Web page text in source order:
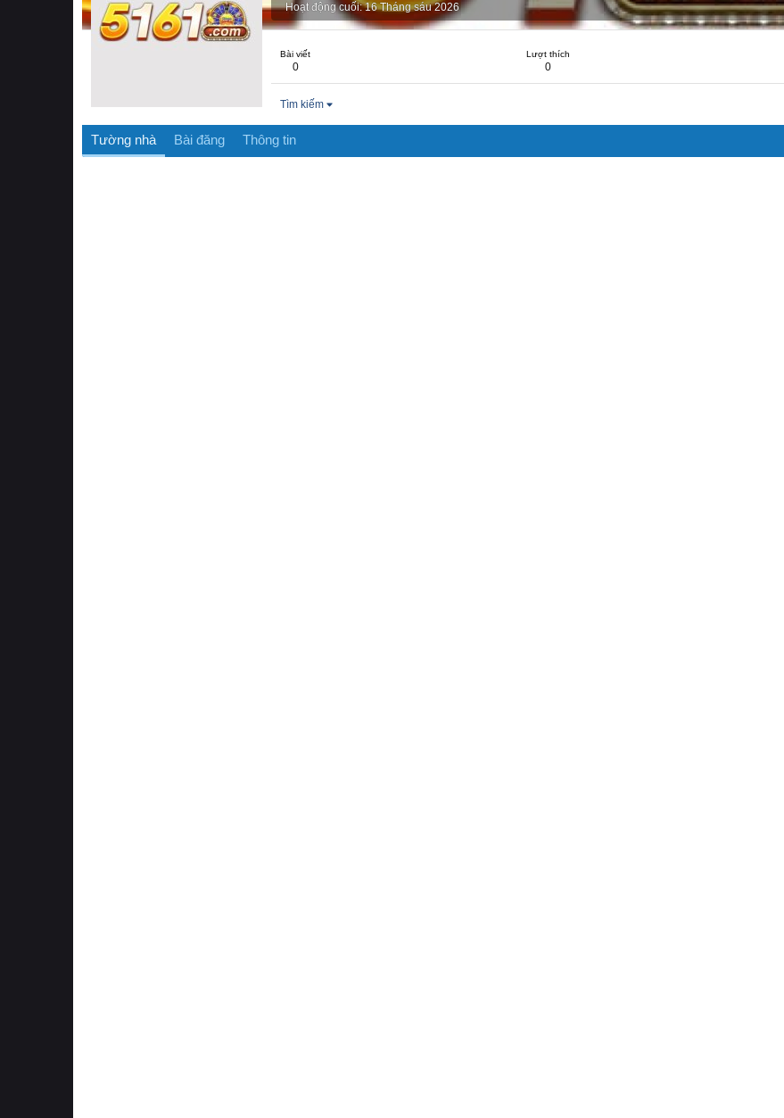
Hoạt động cuối 16 Tháng sáu 2026
Bài viết
0
Lượt thích
0
Tìm kiếm
Tường nhà Bài đăng Thông tin